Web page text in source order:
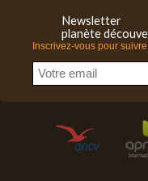
Newsletter
planète
Inscrivez-vous pour